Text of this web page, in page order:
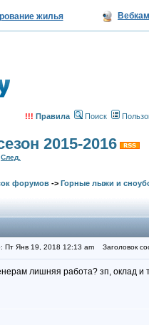
жилья
!!! Правила Поиск
2015-2016
След.
форумов -> Горные лыжи и
Пт Янв 19, 2018 12:13 am Заголовок
лишняя работа? зп, оклад и